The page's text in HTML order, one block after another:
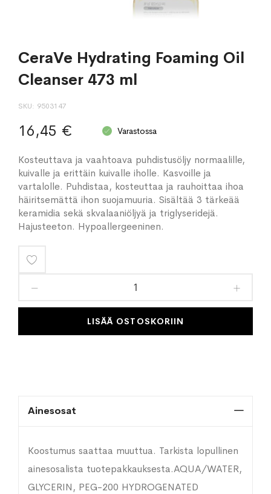
CeraVe Hydrating Foaming Oil
Cleanser 473 ml
SKU 9503147
16,45 € Varastossa
Kosteuttava ja vaahtoava puhdistusöljy normaalille,
kuivalle ja erittäin kuivalle iholle. Kasvoille ja
vartalolle. Puhdistaa, kosteuttaa ja rauhoittaa ihoa
häiritsemättä ihon suojamuuria. Sisältää 3 tärkeää
keramidia sekä skvalaaniöljyä ja triglyseridejä.
Hajusteeton. Hypoallergeeninen.
toivelistaan
LISÄÄ OSTOSKORIIN
Ainesosat
Koostumus saattaa muuttua. Tarkista lopullinen
ainesosalista tuotepakkauksesta.AQUA/WATER,
GLYCERIN, PEG-200 HYDROGENATED